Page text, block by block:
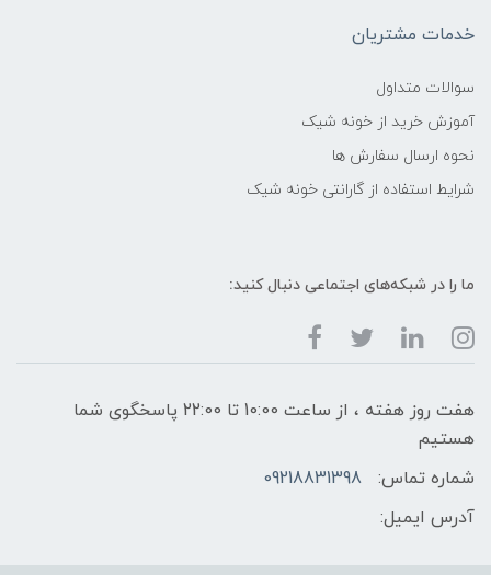
خدمات مشتریان
سوالات متداول
آموزش خرید از خونه شیک
نحوه ارسال سفارش ها
شرایط استفاده از گارانتی خونه شیک
ما را در شبکه‌های اجتماعی دنبال کنید:
هفت روز هفته ، از ساعت 10:00 تا 22:00 پاسخگوی شما
هستیم
شماره تماس:
09218831398
آدرس ایمیل: